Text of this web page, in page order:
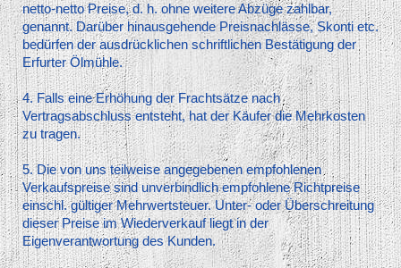
netto-netto Preise, d. h. ohne weitere Abzüge zahlbar,
genannt. Darüber hinausgehende Preisnachlässe, Skonti etc.
bedürfen der ausdrücklichen schriftlichen Bestätigung der
Erfurter Ölmühle.
4. Falls eine Erhöhung der Frachtsätze nach
Vertragsabschluss entsteht, hat der Käufer die Mehrkosten
zu tragen.
5. Die von uns teilweise angegebenen empfohlenen
Verkaufspreise sind unverbindlich empfohlene Richtpreise
einschl. gültiger Mehrwertsteuer. Unter- oder Überschreitung
dieser Preise im Wiederverkauf liegt in der
Eigenverantwortung des Kunden.